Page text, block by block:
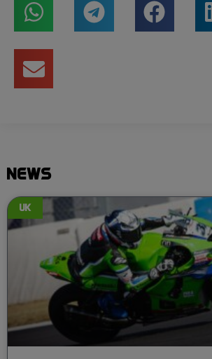
NEWS
UK